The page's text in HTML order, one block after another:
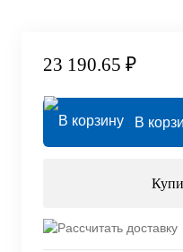
23 190.65 ₽
В